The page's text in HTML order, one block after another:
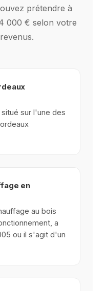
prétendre à
000 € selon votre
sur l'une des
en
au bois
a
ou il s'agit d'un